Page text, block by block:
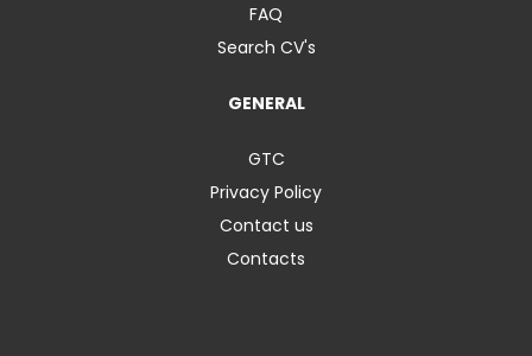
FAQ
Search CV's
GENERAL
GTC
Privacy Policy
Contact us
Contacts